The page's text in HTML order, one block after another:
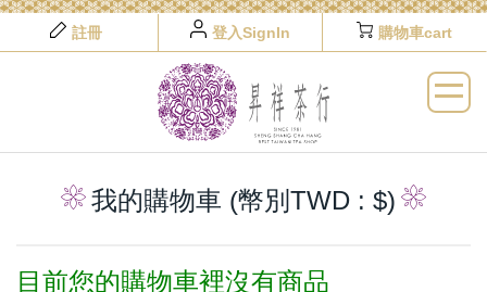
註冊 登入SignIn 購物車cart
我的購物車 (幣別TWD : $)
目前您的購物車裡沒有商品